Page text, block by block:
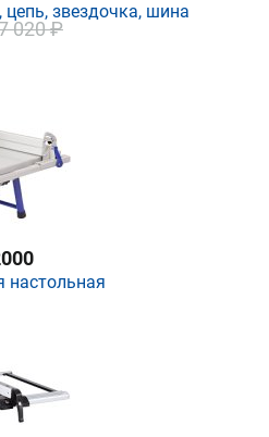
цепь, звездочка, шина
020 ₽
настольная